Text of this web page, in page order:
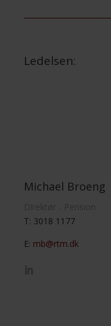
Ledelsen:
Michael Broeng
T: 3018 1177
E: mb@rtm.dk